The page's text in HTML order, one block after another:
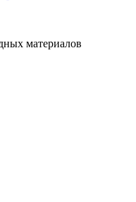
материалов